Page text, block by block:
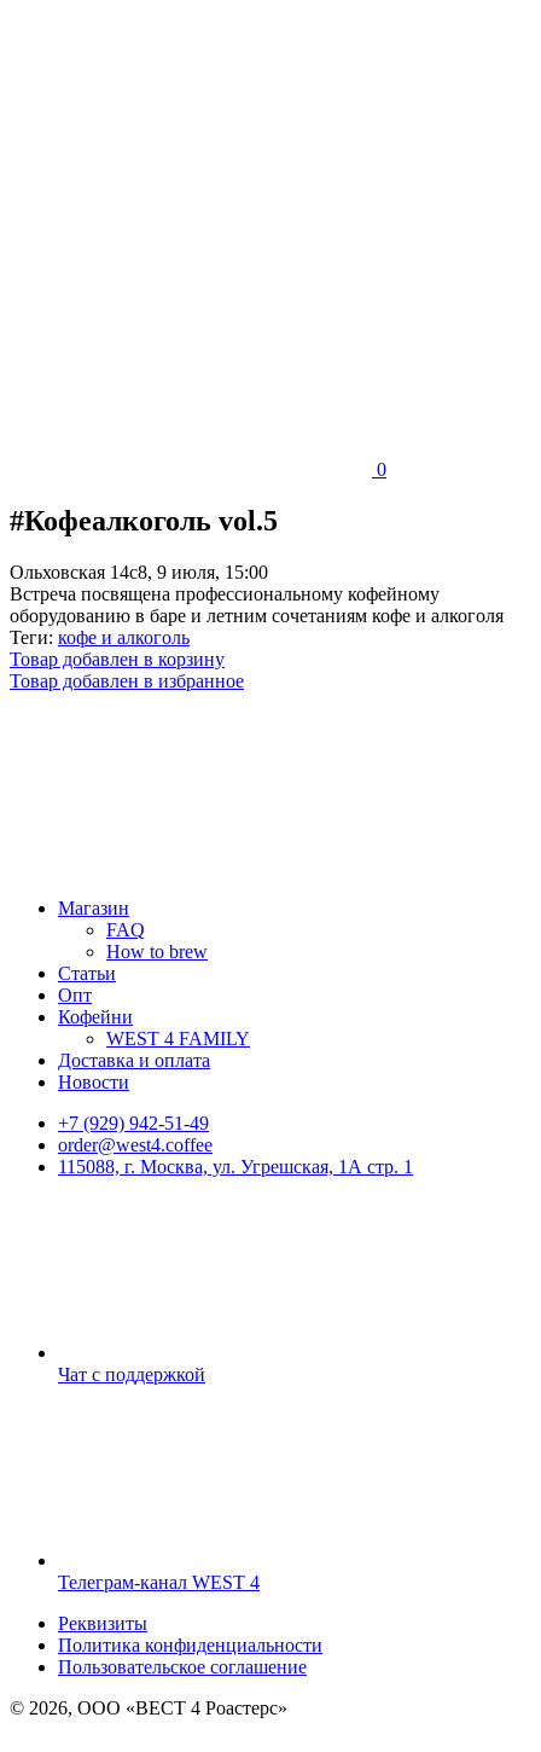
0
#Кофеалкоголь vol.5
Ольховская 14с8, 9 июля, 15:00
Встреча посвящена профессиональному кофейному
оборудованию в баре и летним сочетаниям кофе и алкоголя
Теги: кофе и алкоголь
Товар добавлен в корзину
Товар добавлен в избранное
Магазин
FAQ
How to brew
Статьи
Опт
Кофейни
WEST 4 FAMILY
Доставка и оплата
Новости
+7 (929) 942-51-49
order@west4.coffee
115088, г. Москва, ул. Угрешская, 1А стр. 1
Чат с поддержкой
Телеграм-канал WEST 4
Реквизиты
Политика конфиденциальности
Пользовательское соглашение
© 2026, ООО «ВЕСТ 4 Роастерс»